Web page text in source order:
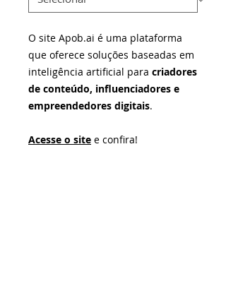
O site Apob.ai é uma plataforma
que oferece soluções baseadas em
inteligência artificial para criadores
de conteúdo, influenciadores e
empreendedores digitais.
Acesse o site e confira!